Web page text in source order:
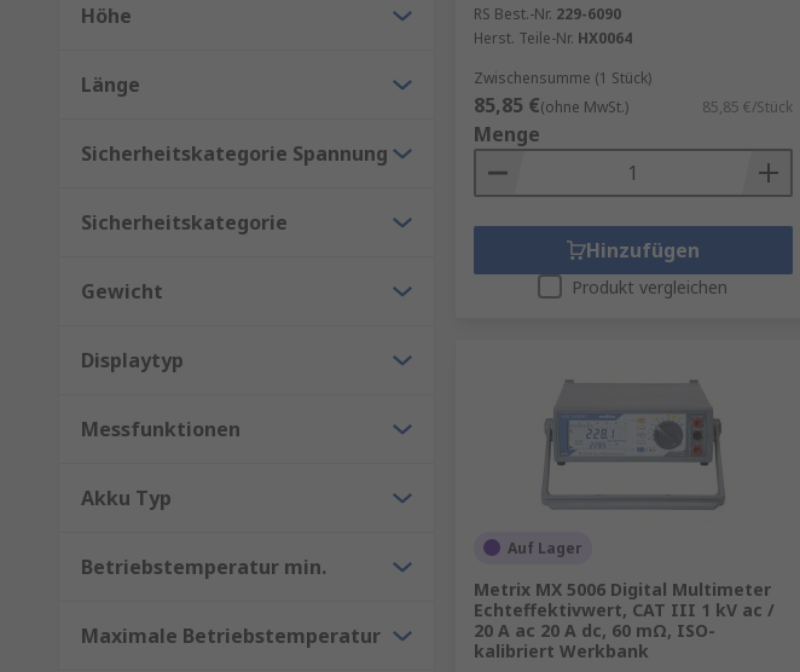
Höhe
Länge
Sicherheitskategorie Spannung
Sicherheitskategorie
Gewicht
Displaytyp
Messfunktionen
Akku Typ
Betriebstemperatur min.
Maximale Betriebstemperatur
RS Best.-Nr. 229-6090
Herst. Teile-Nr. HX0064
Zwischensumme (1 Stück)
85,85 €(ohne MwSt.) 85,85 €/Stück
Menge
Hinzufügen
Produkt vergleichen
Auf Lager
Metrix MX 5006 Digital Multimeter
Echteffektivwert, CAT III 1 kV ac /
20 A ac 20 A dc, 60 mΩ, ISO-
kalibriert Werkbank